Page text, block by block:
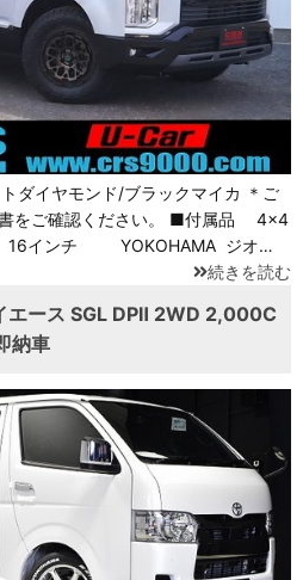
ダイヤモンド/ブラックマイカ ＊ご
書をご確認ください。 ■付属品 4×4
16インチ YOKOHAMA ジオ…
続きを読む
エース SGL DPⅡ 2WD 2,000C
納車